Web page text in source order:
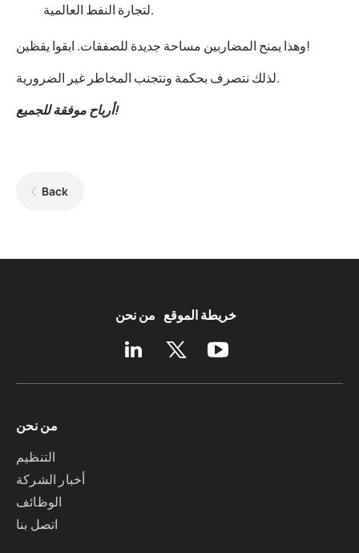
لتجارة النفط العالمية.
وهذا يمنح المضاربين مساحة جديدة للصفقات. ابقوا يقظين!
لذلك نتصرف بحكمة ونتجنب المخاطر غير الضرورية.
أرباح موفقة للجميع!
Back
من نحن خريطة الموقع
من نحن
التنظيم
أخبار الشركة
الوظائف
اتصل بنا